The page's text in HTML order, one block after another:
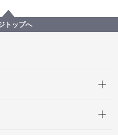
年12月 市場月報
トップへ